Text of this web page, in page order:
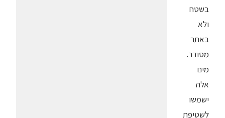
בשטח
ולא
באתר
מסודר.
מים
אלה
ישמשו
לשטיפת